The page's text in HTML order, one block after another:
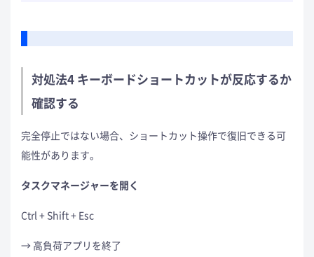
対処法4 キーボードショートカットが反応するか
確認する
完全停止ではない場合、ショートカット操作で復旧できる可
能性があります。
タスクマネージャーを開く
Ctrl + Shift + Esc
→ 高負荷アプリを終了